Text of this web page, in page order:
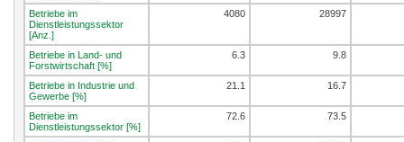
Betriebe im
Dienstleistungssektor
[Anz.]
4080 28997
Betriebe in Land- und
Forstwirtschaft [%]
6.3 9.8
Betriebe in Industrie und
Gewerbe [%]
21.1 16.7
Betriebe im
Dienstleistungssektor [%]
72.6 73.5